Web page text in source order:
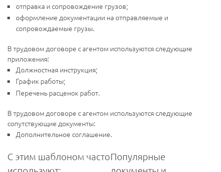
отправка и сопровождение грузов;
оформление документации на отправляемые и
сопровождаемые грузы.
В трудовом договоре с агентом используются следующие
приложения:
Должностная инструкция;
График работы;
Перечень расценок работ.
В трудовом договоре с агентом используются следующие
сопутствующие документы:
Дополнительное соглашение.
С этим шаблоном частоПопулярные